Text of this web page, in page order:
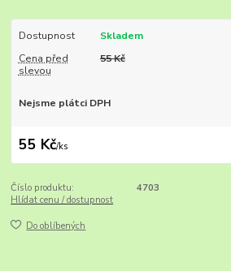
Dostupnost
Skladem
Cena před
slevou
55 Kč
Nejsme plátci DPH
55 Kč/ks
Číslo produktu:
4703
Hlídat cenu / dostupnost
Do oblíbených